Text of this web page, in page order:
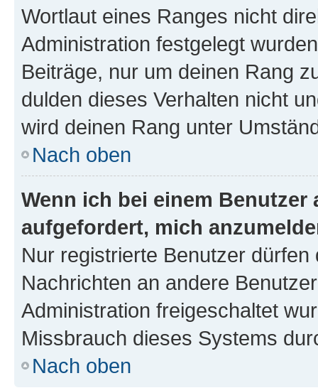
Wortlaut eines Ranges nicht
Administration festgelegt
Beiträge, nur um deinen Rang
dulden dieses Verhalten nicht
wird deinen Rang unter
Nach oben
Wenn ich bei einem
aufgefordert, mich
Nur registrierte Benutzer
Nachrichten an andere
Administration freigeschaltet
Missbrauch dieses Systems
Nach oben